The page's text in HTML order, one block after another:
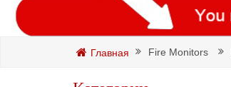
Главная Fire Monitors